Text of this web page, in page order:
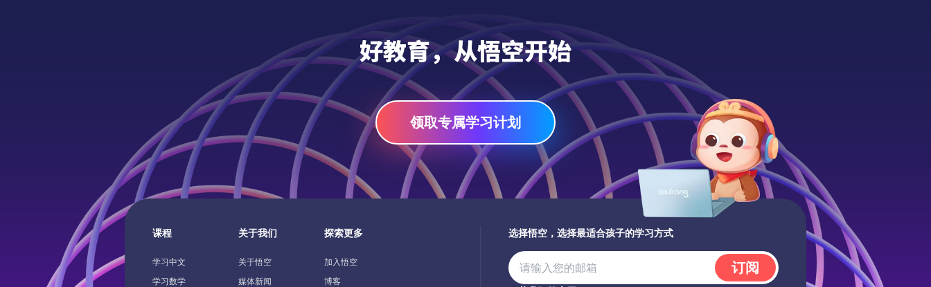
好教育，从悟空开始
领取专属学习计划
课程
学习中文
学习数学
关于我们
关于悟空
媒体新闻
探索更多
加入悟空
博客
选择悟空，选择最适合孩子的学习方式
订阅